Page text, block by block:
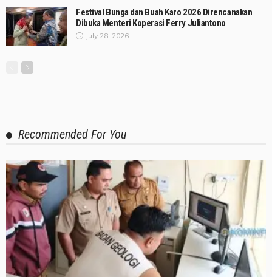
Festival Bunga dan Buah Karo 2026 Direncanakan
Dibuka Menteri Koperasi Ferry Juliantono
July 28, 2026
Recommended For You